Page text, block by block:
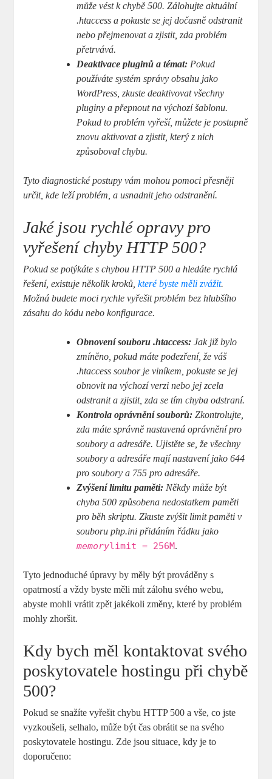
může vést k chybě 500. Zálohujte aktuální
.htaccess a pokuste se jej dočasně odstranit
nebo přejmenovat a zjistit, zda problém
přetrvává.
Deaktivace pluginů a témat: Pokud
používáte systém správy obsahu jako
WordPress, zkuste deaktivovat všechny
pluginy a přepnout na výchozí šablonu.
Pokud to problém vyřeší, můžete je postupně
znovu aktivovat a zjistit, který z nich
způsoboval chybu.
Tyto diagnostické postupy vám mohou pomoci přesněji
určit, kde leží problém, a usnadnit jeho odstranění.
Jaké jsou rychlé opravy pro
vyřešení chyby HTTP 500?
Pokud se potýkáte s chybou HTTP 500 a hledáte rychlá
řešení, existuje několik kroků,které byste měli zvážit.
Možná budete moci rychle vyřešit problém bez hlubšího
zásahu do kódu nebo konfigurace.
Obnovení souboru .htaccess: Jak již bylo
zmíněno, pokud máte podezření, že váš
.htaccess soubor je viníkem, pokuste se jej
obnovit na výchozí verzi nebo jej zcela
odstranit a zjistit, zda se tím chyba odstraní.
Kontrola oprávnění souborů: Zkontrolujte,
zda máte správně nastavená oprávnění pro
soubory a adresáře. Ujistěte se, že všechny
soubory a adresáře mají nastavení jako 644
pro soubory a 755 pro adresáře.
Zvýšení limitu paměti: Někdy může být
chyba 500 způsobena nedostatkem paměti
pro běh skriptu. Zkuste zvýšit limit paměti v
souboru php.ini přidáním řádku jako
memorylimit = 256M.
Tyto jednoduché úpravy by měly být prováděny s
opatrností a vždy byste měli mít zálohu svého webu,
abyste mohli vrátit zpět jakékoli změny, které by problém
mohly zhoršit.
Kdy bych měl kontaktovat svého
poskytovatele hostingu při chybě
500?
Pokud se snažíte vyřešit chybu HTTP 500 a vše, co jste
vyzkoušeli, selhalo, může být čas obrátit se na svého
poskytovatele hostingu. Zde jsou situace, kdy je to
doporučeno: